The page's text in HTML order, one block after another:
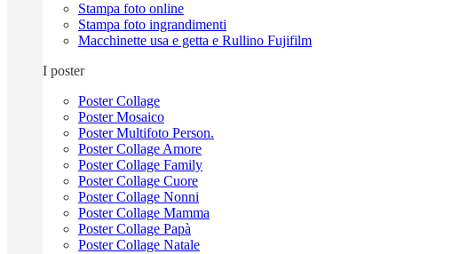
Stampa foto online
Stampa foto ingrandimenti
Macchinette usa e getta e Rullino Fujifilm
I poster
Poster Collage
Poster Mosaico
Poster Multifoto Person.
Poster Collage Amore
Poster Collage Family
Poster Collage Cuore
Poster Collage Nonni
Poster Collage Mamma
Poster Collage Papà
Poster Collage Natale